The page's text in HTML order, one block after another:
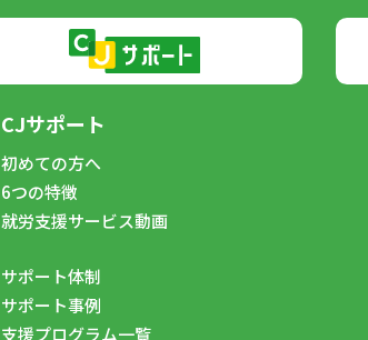
CJサポート
初めての方へ
6つの特徴
就労支援サービス動画
サポート体制
サポート事例
支援プログラム一覧